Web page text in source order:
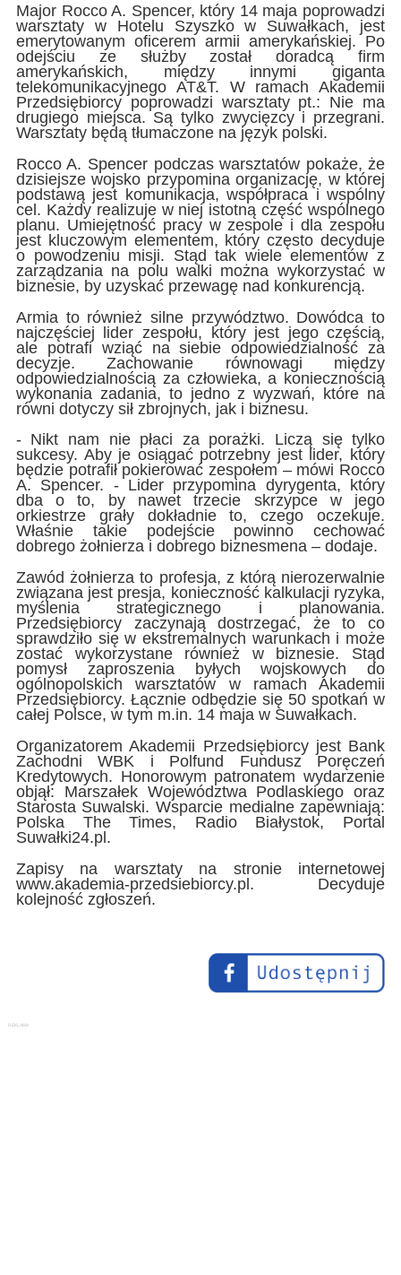
Major Rocco A. Spencer, który 14 maja poprowadzi
warsztaty w Hotelu Szyszko w Suwałkach, jest
emerytowanym oficerem armii amerykańskiej. Po
odejściu ze służby został doradcą firm
amerykańskich, między innymi giganta
telekomunikacyjnego AT&T. W ramach Akademii
Przedsiębiorcy poprowadzi warsztaty pt.: Nie ma
drugiego miejsca. Są tylko zwycięzcy i przegrani.
Warsztaty będą tłumaczone na język polski.
Rocco A. Spencer podczas warsztatów pokaże, że
dzisiejsze wojsko przypomina organizację, w której
podstawą jest komunikacja, współpraca i wspólny
cel. Każdy realizuje w niej istotną część wspólnego
planu. Umiejętność pracy w zespole i dla zespołu
jest kluczowym elementem, który często decyduje
o powodzeniu misji. Stąd tak wiele elementów z
zarządzania na polu walki można wykorzystać w
biznesie, by uzyskać przewagę nad konkurencją.
Armia to również silne przywództwo. Dowódca to
najczęściej lider zespołu, który jest jego częścią,
ale potrafi wziąć na siebie odpowiedzialność za
decyzje. Zachowanie równowagi między
odpowiedzialnością za człowieka, a koniecznością
wykonania zadania, to jedno z wyzwań, które na
równi dotyczy sił zbrojnych, jak i biznesu.
- Nikt nam nie płaci za porażki. Liczą się tylko
sukcesy. Aby je osiągać potrzebny jest lider, który
będzie potrafił pokierować zespołem – mówi Rocco
A. Spencer. - Lider przypomina dyrygenta, który
dba o to, by nawet trzecie skrzypce w jego
orkiestrze grały dokładnie to, czego oczekuje.
Właśnie takie podejście powinno cechować
dobrego żołnierza i dobrego biznesmena – dodaje.
Zawód żołnierza to profesja, z którą nierozerwalnie
związana jest presja, konieczność kalkulacji ryzyka,
myślenia strategicznego i planowania.
Przedsiębiorcy zaczynają dostrzegać, że to co
sprawdziło się w ekstremalnych warunkach i może
zostać wykorzystane również w biznesie. Stąd
pomysł zaproszenia byłych wojskowych do
ogólnopolskich warsztatów w ramach Akademii
Przedsiębiorcy. Łącznie odbędzie się 50 spotkań w
całej Polsce, w tym m.in. 14 maja w Suwałkach.
Organizatorem Akademii Przedsiębiorcy jest Bank
Zachodni WBK i Polfund Fundusz Poręczeń
Kredytowych. Honorowym patronatem wydarzenie
objął: Marszałek Województwa Podlaskiego oraz
Starosta Suwalski. Wsparcie medialne zapewniają:
Polska The Times, Radio Białystok, Portal
Suwałki24.pl.
Zapisy na warsztaty na stronie internetowej
www.akademia-przedsiebiorcy.pl. Decyduje
kolejność zgłoszeń.